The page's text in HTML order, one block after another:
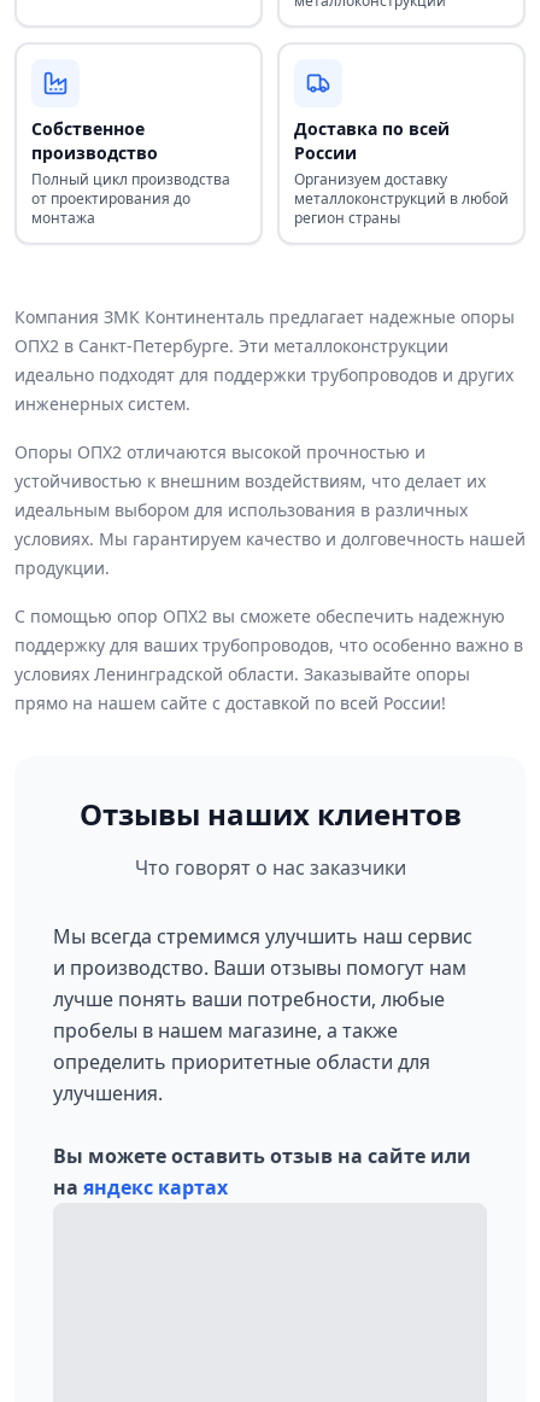
Собственное
производство
Полный цикл производства
от проектирования до
монтажа
Доставка по всей
России
Организуем доставку
металлоконструкций в любой
регион страны
Компания ЗМК Континенталь предлагает надежные опоры
ОПХ2 в Санкт-Петербурге. Эти металлоконструкции
идеально подходят для поддержки трубопроводов и других
инженерных систем.
Опоры ОПХ2 отличаются высокой прочностью и
устойчивостью к внешним воздействиям, что делает их
идеальным выбором для использования в различных
условиях. Мы гарантируем качество и долговечность нашей
продукции.
С помощью опор ОПХ2 вы сможете обеспечить надежную
поддержку для ваших трубопроводов, что особенно важно в
условиях Ленинградской области. Заказывайте опоры
прямо на нашем сайте с доставкой по всей России!
Отзывы наших клиентов
Что говорят о нас заказчики
Мы всегда стремимся улучшить наш сервис
и производство. Ваши отзывы помогут нам
лучше понять ваши потребности, любые
пробелы в нашем магазине, а также
определить приоритетные области для
улучшения.
Вы можете оставить отзыв на сайте или
на яндекс картах